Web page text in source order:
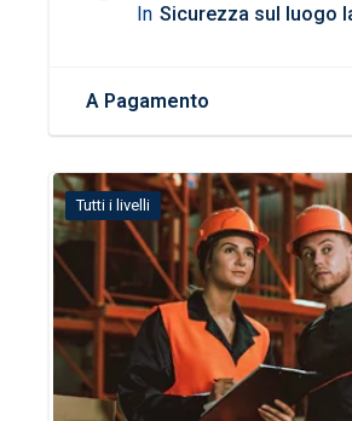
In Sicurezza sul luogo
A Pagamento
Tutti i livelli